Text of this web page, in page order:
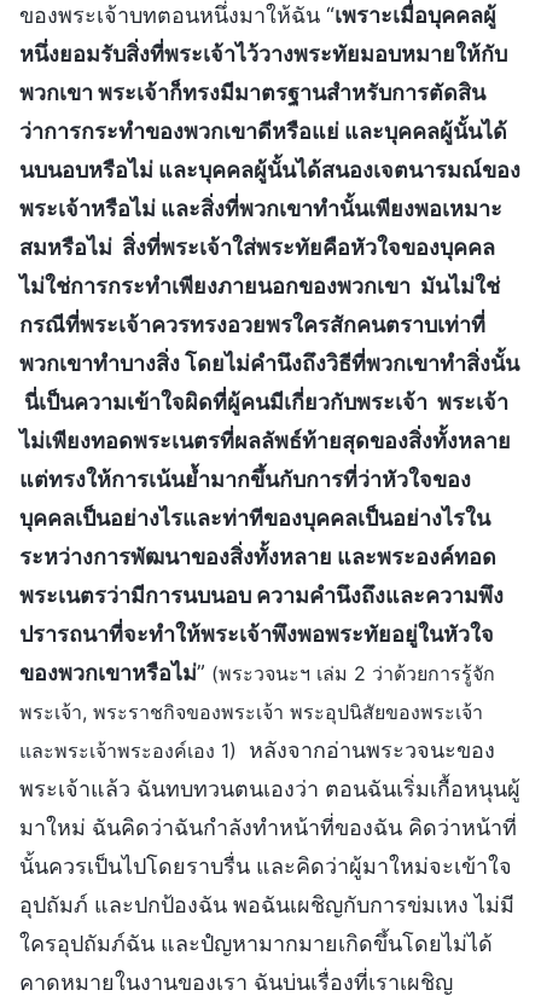
ของพระเจ้าบทตอนหนึ่งมาให้ฉัน “เพราะเมื่อบุคคลผู้
หนึ่งยอมรับสิ่งที่พระเจ้าไว้วางพระทัยมอบหมายให้กับ
พวกเขา พระเจ้าก็ทรงมีมาตรฐานสำหรับการตัดสิน
ว่าการกระทำของพวกเขาดีหรือแย่ และบุคคลผู้นั้นได้
นบนอบหรือไม่ และบุคคลผู้นั้นได้สนองเจตนารมณ์ของ
พระเจ้าหรือไม่ และสิ่งที่พวกเขาทำนั้นเพียงพอเหมาะ
สมหรือไม่ สิ่งที่พระเจ้าใส่พระทัยคือหัวใจของบุคคล
ไม่ใช่การกระทำเพียงภายนอกของพวกเขา มันไม่ใช่
กรณีที่พระเจ้าควรทรงอวยพรใครสักคนตราบเท่าที่
พวกเขาทำบางสิ่ง โดยไม่คำนึงถึงวิธีที่พวกเขาทำสิ่งนั้น
นี่เป็นความเข้าใจผิดที่ผู้คนมีเกี่ยวกับพระเจ้า พระเจ้า
ไม่เพียงทอดพระเนตรที่ผลลัพธ์ท้ายสุดของสิ่งทั้งหลาย
แต่ทรงให้การเน้นย้ำมากขึ้นกับการที่ว่าหัวใจของ
บุคคลเป็นอย่างไรและท่าทีของบุคคลเป็นอย่างไรใน
ระหว่างการพัฒนาของสิ่งทั้งหลาย และพระองค์ทอด
พระเนตรว่ามีการนบนอบ ความคำนึงถึงและความพึง
ปรารถนาที่จะทำให้พระเจ้าพึงพอพระทัยอยู่ในหัวใจ
ของพวกเขาหรือไม่” (พระวจนะฯ เล่ม 2 ว่าด้วยการรู้จัก
พระเจ้า, พระราชกิจของพระเจ้า พระอุปนิสัยของพระเจ้า
และพระเจ้าพระองค์เอง 1)
หลังจากอ่านพระวจนะของ
พระเจ้าแล้ว ฉันทบทวนตนเองว่า ตอนฉันเริ่มเกื้อหนุนผู้
มาใหม่ ฉันคิดว่าฉันกำลังทำหน้าที่ของฉัน คิดว่าหน้าที่
นั้นควรเป็นไปโดยราบรื่น และคิดว่าผู้มาใหม่จะเข้าใจ
อุปถัมภ์ และปกป้องฉัน พอฉันเผชิญกับการข่มเหง ไม่มี
ใครอุปถัมภ์ฉัน และปํญหามากมายเกิดขึ้นโดยไม่ได้
คาดหมายในงานของเรา ฉันบ่นเรื่องที่เราเผชิญ